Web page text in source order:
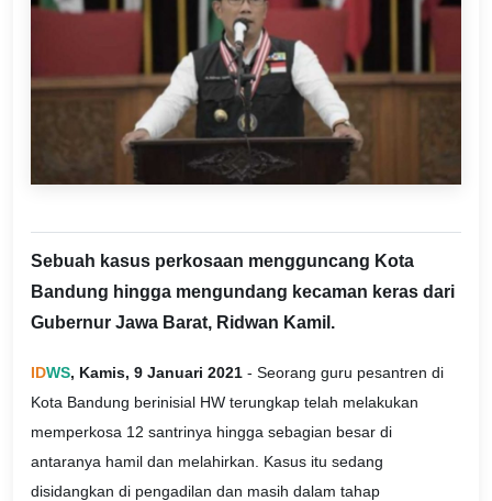
Sebuah kasus perkosaan mengguncang Kota
Bandung hingga mengundang kecaman keras dari
Gubernur Jawa Barat, Ridwan Kamil.
IDWS, Kamis, 9 Januari 2021 - Seorang guru pesantren di
Kota Bandung berinisial HW terungkap telah melakukan
memperkosa 12 santrinya hingga sebagian besar di
antaranya hamil dan melahirkan. Kasus itu sedang
disidangkan di pengadilan dan masih dalam tahap